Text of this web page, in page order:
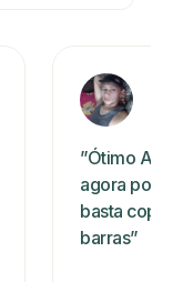
”Ótimo
agora
basta
barras”